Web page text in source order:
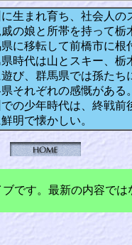
生まれ育ち、社会人の
の娘と所帯を持って栃
に移転して前橋市に根
時代は山とスキー、栃
び、群馬県では孫たち
それぞれの感慨がある。
の少年時代は、終戦前
明で懐かしい。
です。最新の内容で